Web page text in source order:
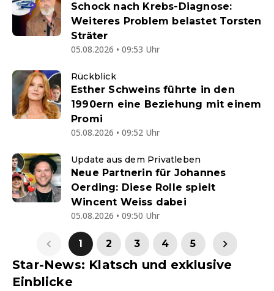
Schock nach Krebs-Diagnose:
Weiteres Problem belastet Torsten
Sträter
05.08.2026 • 09:53 Uhr
Rückblick
Esther Schweins führte in den
1990ern eine Beziehung mit einem
Promi
05.08.2026 • 09:52 Uhr
Update aus dem Privatleben
Neue Partnerin für Johannes
Oerding: Diese Rolle spielt
Wincent Weiss dabei
05.08.2026 • 09:50 Uhr
1 2 3 4 5
Star-News: Klatsch und exklusive
Einblicke